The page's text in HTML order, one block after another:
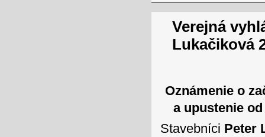
Verejná
Lukačiková
Oznámenie o
a upustenie
Stavebníci Peter